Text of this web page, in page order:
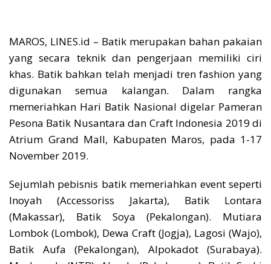
MAROS, LINES.id – Batik merupakan bahan pakaian
yang secara teknik dan pengerjaan memiliki ciri
khas. Batik bahkan telah menjadi tren fashion yang
digunakan semua kalangan. Dalam rangka
memeriahkan Hari Batik Nasional digelar Pameran
Pesona Batik Nusantara dan Craft Indonesia 2019 di
Atrium Grand Mall, Kabupaten Maros, pada 1-17
November 2019.
Sejumlah pebisnis batik memeriahkan event seperti
Inoyah (Accessoriss Jakarta), Batik Lontara
(Makassar), Batik Soya (Pekalongan). Mutiara
Lombok (Lombok), Dewa Craft (Jogja), Lagosi (Wajo),
Batik Aufa (Pekalongan), Alpokadot (Surabaya).